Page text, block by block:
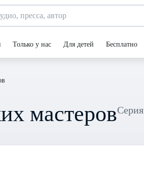
Только у нас Для детей Бесплатно
мастеров Серия